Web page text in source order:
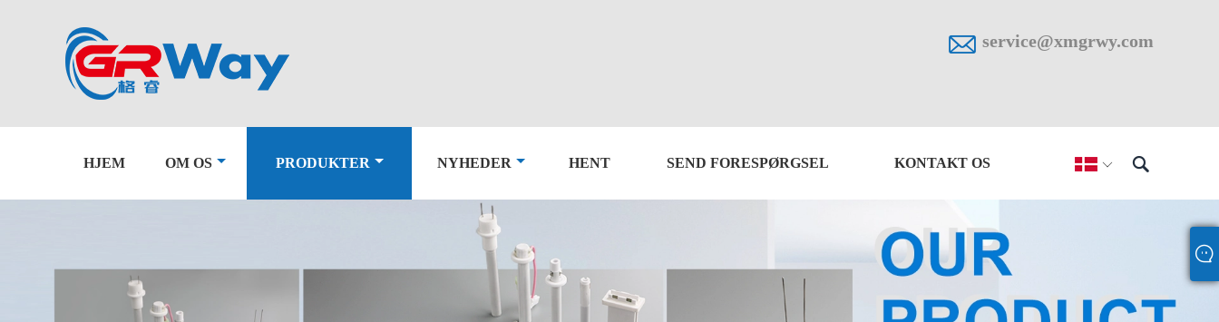
 service@xmgrwy.com
 
HJEM OM OS PRODUKTER NYHEDER HENT SEND FORESPØRGSEL KONTAKT OS